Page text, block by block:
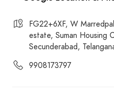
FG22+6XF, W
estate, Suman Housing
Secunderabad,
9908173797